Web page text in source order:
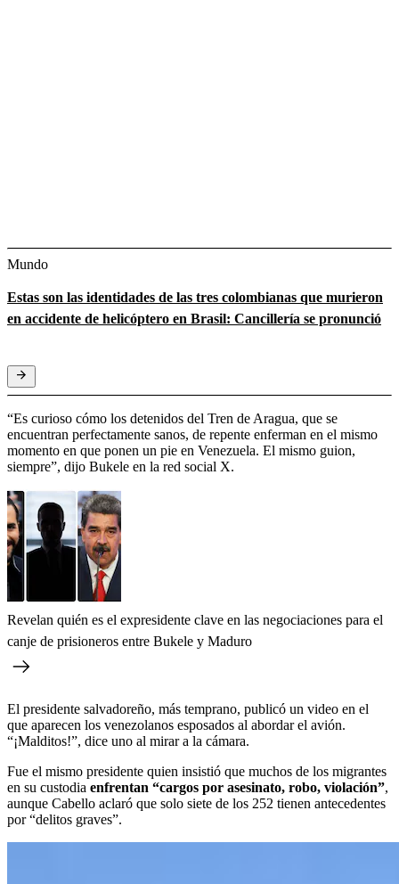
Mundo
Estas son las identidades de las tres colombianas que murieron
en accidente de helicóptero en Brasil: Cancillería se pronunció
“Es curioso cómo los detenidos del Tren de Aragua, que se
encuentran perfectamente sanos, de repente enferman en el mismo
momento en que ponen un pie en Venezuela. El mismo guion,
siempre”, dijo Bukele en la red social X.
Revelan quién es el expresidente clave en las negociaciones para el
canje de prisioneros entre Bukele y Maduro
El presidente salvadoreño, más temprano, publicó un video en el
que aparecen los venezolanos esposados al abordar el avión.
“¡Malditos!”, dice uno al mirar a la cámara.
Fue el mismo presidente quien insistió que muchos de los migrantes
en su custodia enfrentan “cargos por asesinato, robo, violación”,
aunque Cabello aclaró que solo siete de los 252 tienen antecedentes
por “delitos graves”.